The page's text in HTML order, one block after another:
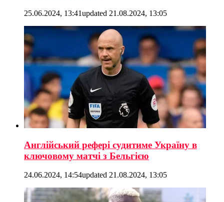
25.06.2024, 13:41updated 21.08.2024, 13:05
Англійський рефері судитиме Україну в
ключовому матчі з Бельгією
24.06.2024, 14:54updated 21.08.2024, 13:05